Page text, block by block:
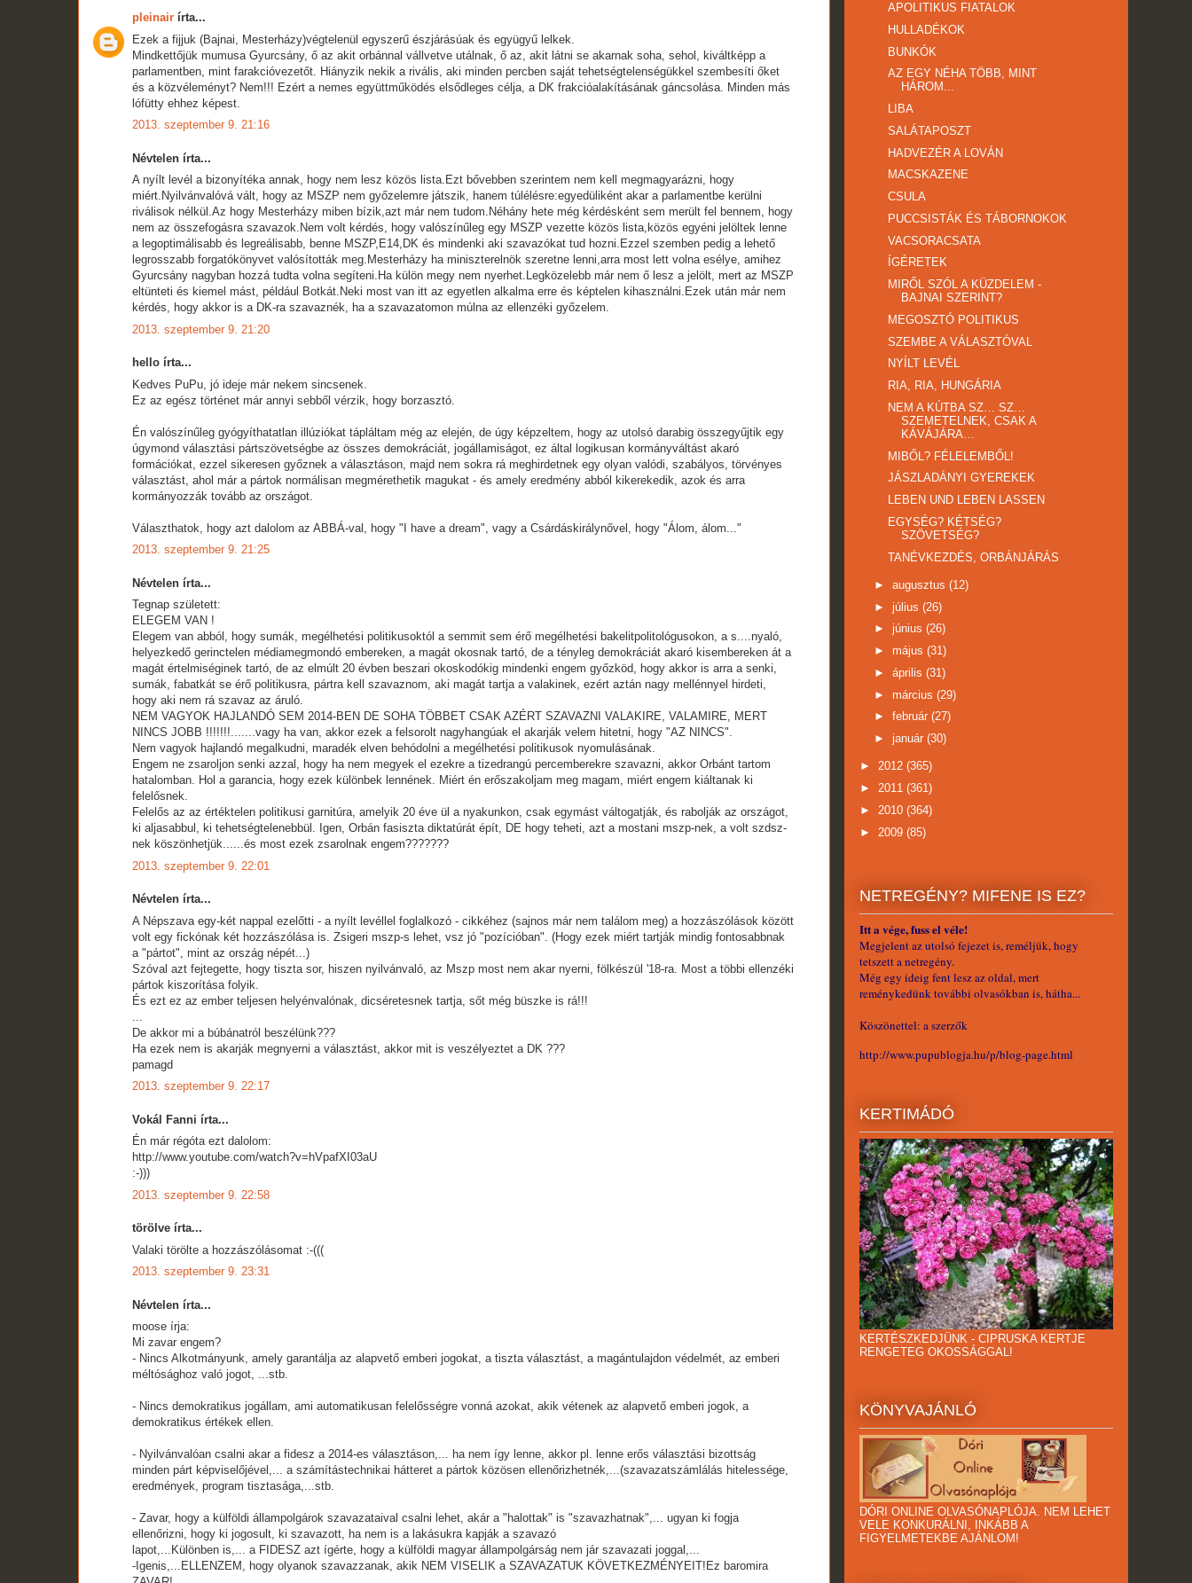
pleinair írta...
Ezek a fijjuk (Bajnai, Mesterházy)végtelenül egyszerű észjárásúak és együgyű lelkek.
Mindkettőjük mumusa Gyurcsány, ő az akit orbánnal vállvetve utálnak, ő az, akit látni se akarnak soha, sehol, kiváltképp a
parlamentben, mint farakcióvezetőt. Hiányzik nekik a rivális, aki minden percben saját tehetségtelenségükkel szembesíti őket
és a közvéleményt? Nem!!! Ezért a nemes együttműködés elsődleges célja, a DK frakcióalakításának gáncsolása. Minden más
lófütty ehhez képest.
2013. szeptember 9. 21:16
Névtelen írta...
A nyílt levél a bizonyítéka annak, hogy nem lesz közös lista.Ezt bővebben szerintem nem kell megmagyarázni, hogy
miért.Nyilvánvalóvá vált, hogy az MSZP nem győzelemre játszik, hanem túlélésre:egyedüliként akar a parlamentbe kerülni
riválisok nélkül.Az hogy Mesterházy miben bízik,azt már nem tudom.Néhány hete még kérdésként sem merült fel bennem, hogy
nem az összefogásra szavazok.Nem volt kérdés, hogy valószínűleg egy MSZP vezette közös lista,közös egyéni jelöltek lenne
a legoptimálisabb és legreálisabb, benne MSZP,E14,DK és mindenki aki szavazókat tud hozni.Ezzel szemben pedig a lehető
legrosszabb forgatókönyvet valósították meg.Mesterházy ha miniszterelnök szeretne lenni,arra most lett volna esélye, amihez
Gyurcsány nagyban hozzá tudta volna segíteni.Ha külön megy nem nyerhet.Legközelebb már nem ő lesz a jelölt, mert az MSZP
eltünteti és kiemel mást, például Botkát.Neki most van itt az egyetlen alkalma erre és képtelen kihasználni.Ezek után már nem
kérdés, hogy akkor is a DK-ra szavaznék, ha a szavazatomon múlna az ellenzéki győzelem.
2013. szeptember 9. 21:20
hello írta...
Kedves PuPu, jó ideje már nekem sincsenek.
Ez az egész történet már annyi sebből vérzik, hogy borzasztó.
Én valószínűleg gyógyíthatatlan illúziókat tápláltam még az elején, de úgy képzeltem, hogy az utolsó darabig összegyűjtik egy
úgymond választási pártszövetségbe az összes demokráciát, jogállamiságot, ez által logikusan kormányváltást akaró
formációkat, ezzel sikeresen győznek a választáson, majd nem sokra rá meghirdetnek egy olyan valódi, szabályos, törvényes
választást, ahol már a pártok normálisan megmérethetik magukat - és amely eredmény abból kikerekedik, azok és arra
kormányozzák tovább az országot.
Választhatok, hogy azt dalolom az ABBÁ-val, hogy "I have a dream", vagy a Csárdáskirálynővel, hogy "Álom, álom..."
2013. szeptember 9. 21:25
Névtelen írta...
Tegnap született:
ELEGEM VAN !
Elegem van abból, hogy sumák, megélhetési politikusoktól a semmit sem érő megélhetési bakelitpolitológusokon, a s....nyaló,
helyezkedő gerinctelen médiamegmondó embereken, a magát okosnak tartó, de a tényleg demokráciát akaró kisembereken át a
magát értelmiséginek tartó, de az elmúlt 20 évben beszari okoskodókig mindenki engem győzköd, hogy akkor is arra a senki,
sumák, fabatkát se érő politikusra, pártra kell szavaznom, aki magát tartja a valakinek, ezért aztán nagy mellénnyel hirdeti,
hogy aki nem rá szavaz az áruló.
NEM VAGYOK HAJLANDÓ SEM 2014-BEN DE SOHA TÖBBET CSAK AZÉRT SZAVAZNI VALAKIRE, VALAMIRE, MERT
NINCS JOBB !!!!!!!.......vagy ha van, akkor ezek a felsorolt nagyhangúak el akarják velem hitetni, hogy "AZ NINCS".
Nem vagyok hajlandó megalkudni, maradék elven behódolni a megélhetési politikusok nyomulásának.
Engem ne zsaroljon senki azzal, hogy ha nem megyek el ezekre a tizedrangú percemberekre szavazni, akkor Orbánt tartom
hatalomban. Hol a garancia, hogy ezek különbek lennének. Miért én erőszakoljam meg magam, miért engem kiáltanak ki
felelősnek.
Felelős az az értéktelen politikusi garnitúra, amelyik 20 éve ül a nyakunkon, csak egymást váltogatják, és rabolják az országot,
ki aljasabbul, ki tehetségtelenebbül. Igen, Orbán fasiszta diktatúrát épít, DE hogy teheti, azt a mostani mszp-nek, a volt szdsz-
nek köszönhetjük......és most ezek zsarolnak engem???????
2013. szeptember 9. 22:01
Névtelen írta...
A Népszava egy-két nappal ezelőtti - a nyílt levéllel foglalkozó - cikkéhez (sajnos már nem találom meg) a hozzászólások között
volt egy fickónak két hozzászólása is. Zsigeri mszp-s lehet, vsz jó "pozícióban". (Hogy ezek miért tartják mindig fontosabbnak
a "pártot", mint az ország népét...)
Szóval azt fejtegette, hogy tiszta sor, hiszen nyilvánvaló, az Mszp most nem akar nyerni, fölkészül '18-ra. Most a többi ellenzéki
pártok kiszorítása folyik.
És ezt ez az ember teljesen helyénvalónak, dicséretesnek tartja, sőt még büszke is rá!!!
De akkor mi a búbánatról beszélünk???
Ha ezek nem is akarják megnyerni a választást, akkor mit is veszélyeztet a DK ???
pamagd
2013. szeptember 9. 22:17
Vokál Fanni írta...
Én már régóta ezt dalolom:
http://www.youtube.com/watch?v=hVpafXI03aU
:-)))
2013. szeptember 9. 22:58
törölve írta...
Valaki törölte a hozzászólásomat :-(((
2013. szeptember 9. 23:31
Névtelen írta...
moose írja:
Mi zavar engem?
- Nincs Alkotmányunk, amely garantálja az alapvető emberi jogokat, a tiszta választást, a magántulajdon védelmét, az emberi
méltósághoz való jogot, ...stb.
- Nincs demokratikus jogállam, ami automatikusan felelősségre vonná azokat, akik vétenek az alapvető emberi jogok, a
demokratikus értékek ellen.
- Nyilvánvalóan csalni akar a fidesz a 2014-es választáson,... ha nem így lenne, akkor pl. lenne erős választási bizottság
minden párt képviselőjével,... a számítástechnikai hátteret a pártok közösen ellenőrizhetnék,...(szavazatszámlálás hitelessége,
eredmények, program tisztasága,...stb.
- Zavar, hogy a külföldi állampolgárok szavazataival csalni lehet, akár a "halottak" is "szavazhatnak",... ugyan ki fogja
ellenőrizni, hogy ki jogosult, ki szavazott, ha nem is a lakásukra kapják a szavazó
lapot,...Különben is,... a FIDESZ azt ígérte, hogy a külföldi magyar állampolgárság nem jár szavazati joggal,...
-Igenis,...ELLENZEM, hogy olyanok szavazzanak, akik NEM VISELIK a SZAVAZATUK KÖVETKEZMÉNYEIT!Ez baromira
APOLITIKUS FIATALOK
HULLADÉKOK
BUNKÓK
AZ EGY NÉHA TÖBB, MINT
HÁROM...
LIBA
SALÁTAPOSZT
HADVEZÉR A LOVÁN
MACSKAZENE
CSULA
PUCCSISTÁK ÉS TÁBORNOKOK
VACSORACSATA
ÍGÉRETEK
MIRŐL SZÓL A KÜZDELEM -
BAJNAI SZERINT?
MEGOSZTÓ POLITIKUS
SZEMBE A VÁLASZTÓVAL
NYÍLT LEVÉL
RIA, RIA, HUNGÁRIA
NEM A KÚTBA SZ… SZ…
SZEMETELNEK, CSAK A
KÁVÁJÁRA…
MIBŐL? FÉLELEMBŐL!
JÁSZLADÁNYI GYEREKEK
LEBEN UND LEBEN LASSEN
EGYSÉG? KÉTSÉG?
SZÖVETSÉG?
TANÉVKEZDÉS, ORBÁNJÁRÁS
► augusztus (12)
► július (26)
► június (26)
► május (31)
► április (31)
► március (29)
► február (27)
► január (30)
► 2012 (365)
► 2011 (361)
► 2010 (364)
► 2009 (85)
NETREGÉNY? MIFENE IS EZ?
Itt a vége, fuss el véle!
Megjelent az utolsó fejezet is, reméljük, hogy
tetszett a netregény.
Még egy ideig fent lesz az oldal, mert
reménykedünk további olvasókban is, hátha...
Köszönettel: a szerzők
http://www.pupublogja.hu/p/blog-page.html
KERTIMÁDÓ
KERTÉSZKEDJÜNK - CIPRUSKA KERTJE
RENGETEG OKOSSÁGGAL!
KÖNYVAJÁNLÓ
DÓRI ONLINE OLVASÓNAPLÓJA. NEM LEHET
VELE KONKURÁLNI, INKÁBB A
FIGYELMETEKBE AJÁNLOM!